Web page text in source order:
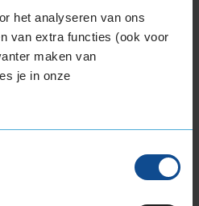
het analyseren van ons
van extra functies (ook voor
maken van
je in onze
B